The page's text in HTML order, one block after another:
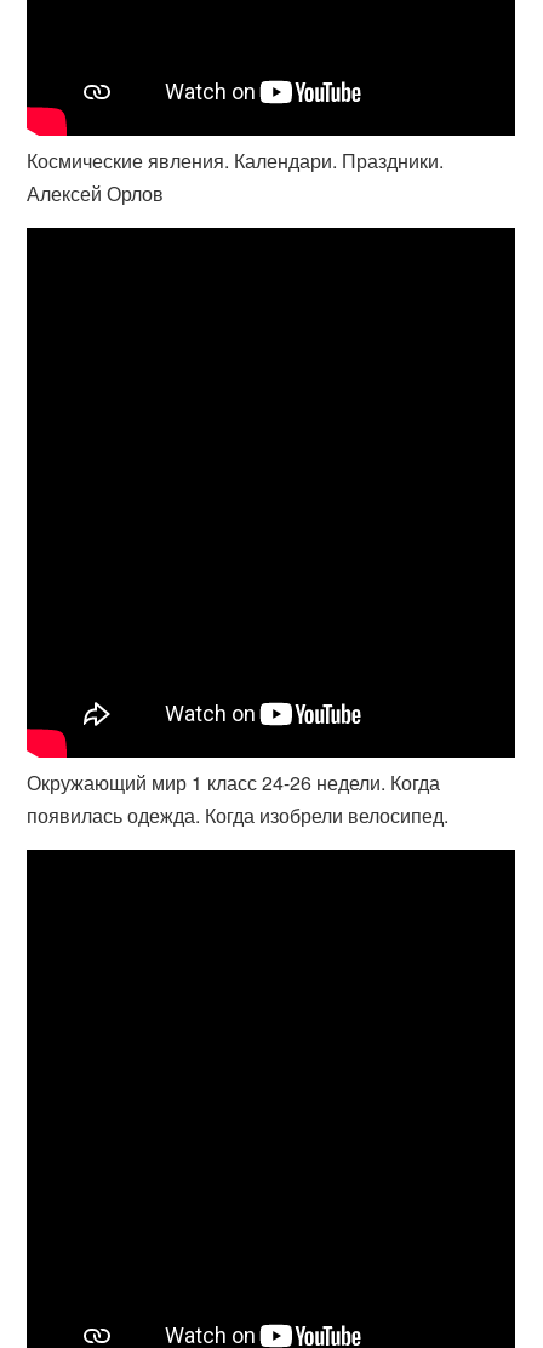
Космические явления. Календари. Праздники.
Алексей Орлов
Окружающий мир 1 класс 24-26 недели. Когда
появилась одежда. Когда изобрели велосипед.